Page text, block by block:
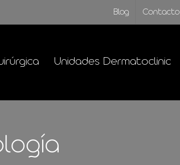
Blog Contacto
Unidades Dermatoclinic